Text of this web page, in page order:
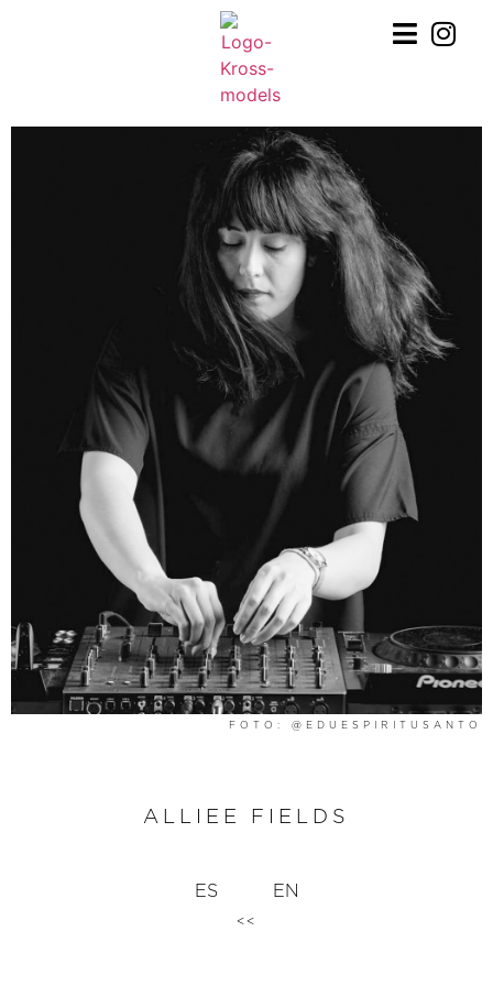
ALLIEE FIELDS
ES EN
<<
FOTO: @EDUESPIRITUSANTO